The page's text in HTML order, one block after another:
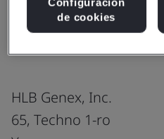
ISO
HLB Genex, Inc.
65, Techno 1-ro
de cookies